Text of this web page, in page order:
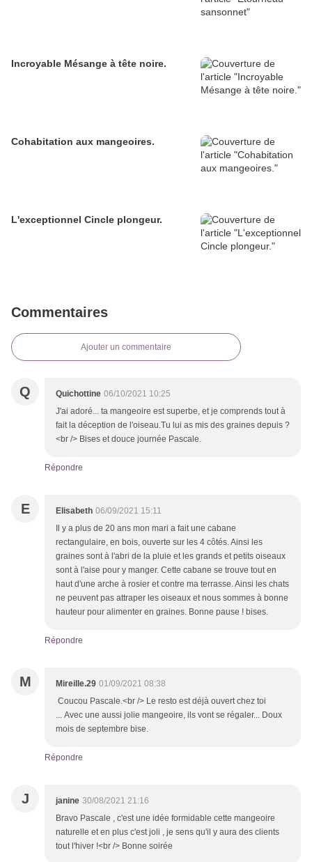
Incroyable Mésange à tête noire.
Cohabitation aux mangeoires.
L'exceptionnel Cincle plongeur.
Commentaires
Ajouter un commentaire
Q Quichottine 06/10/2021 10:25
J'ai adoré... ta mangeoire est superbe, et je comprends tout à
fait la déception de l'oiseau.Tu lui as mis des graines depuis ?
<br /> Bises et douce journée Pascale.
Répondre
E Elisabeth 06/09/2021 15:11
Il y a plus de 20 ans mon mari a fait une cabane
rectangulaire, en bois, ouverte sur les 4 côtés. Ainsi les
graines sont à l'abri de la pluie et les grands et petits oiseaux
sont à l'aise pour y manger. Cette cabane se trouve tout en
haut d'une arche à rosier et contre ma terrasse. Ainsi les chats
ne peuvent pas attraper les oiseaux et nous sommes à bonne
hauteur pour alimenter en graines. Bonne pause ! bises.
Répondre
M Mireille.29 01/09/2021 08:38
Coucou Pascale.<br /> Le resto est déjà ouvert chez toi
... Avec une aussi jolie mangeoire, ils vont se régaler... Doux
mois de septembre bise.
Répondre
J janine 30/08/2021 21:16
Bravo Pascale , c'est une idée formidable cette mangeoire
naturelle et en plus c'est joli , je sens qu'il y aura des clients
tout l'hiver !<br /> Bonne soirée